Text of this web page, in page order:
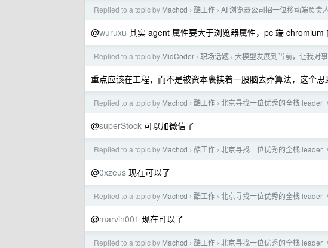
Replied to a topic by Machcd › 酷工作 › AI 浏览器公司招一位移动端负责
@wuruxu 其实 agent 属性要大于浏览器属性，pc 端
Replied to a topic by MidCoder › 职场话题 › 大模型发展到当前，让我对
重点应该在工程，而不是被资本裹挟着一股脑去莽算法，这个思
Replied to a topic by Machcd › 酷工作 › 北京寻找一位优秀的全栈 leader
@superStock 可以加微信了
Replied to a topic by Machcd › 酷工作 › 北京寻找一位优秀的全栈 leader
@0xzeus 现在可以了
Replied to a topic by Machcd › 酷工作 › 北京寻找一位优秀的全栈 leader
@marvin001 现在可以了
Replied to a topic by Machcd › 酷工作 › 北京寻找一位优秀的全栈 leader